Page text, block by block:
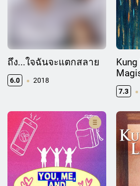
ถึง...ใจฉันจะแตกสลาย
6.0 2018
7.3